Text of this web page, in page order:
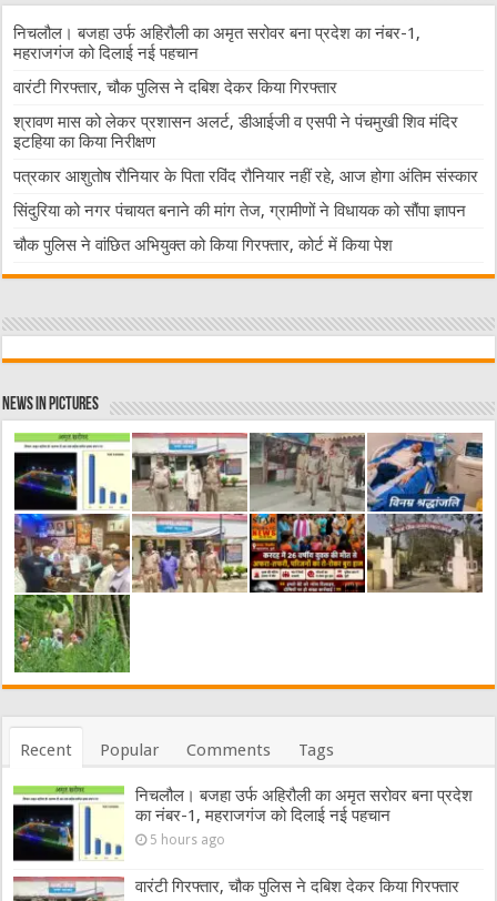
निचलौल। बजहा उर्फ अहिरौली का अमृत सरोवर बना प्रदेश का नंबर-1,
महराजगंज को दिलाई नई पहचान
वारंटी गिरफ्तार, चौक पुलिस ने दबिश देकर किया गिरफ्तार
श्रावण मास को लेकर प्रशासन अलर्ट, डीआईजी व एसपी ने पंचमुखी शिव मंदिर
इटहिया का किया निरीक्षण
पत्रकार आशुतोष रौनियार के पिता रविंद रौनियार नहीं रहे, आज होगा अंतिम संस्कार
सिंदुरिया को नगर पंचायत बनाने की मांग तेज, ग्रामीणों ने विधायक को सौंपा ज्ञापन
चौक पुलिस ने वांछित अभियुक्त को किया गिरफ्तार, कोर्ट में किया पेश
News in Pictures
Recent Popular Comments Tags
निचलौल। बजहा उर्फ अहिरौली का अमृत सरोवर बना प्रदेश
का नंबर-1, महराजगंज को दिलाई नई पहचान
5 hours ago
वारंटी गिरफ्तार, चौक पुलिस ने दबिश देकर किया गिरफ्तार